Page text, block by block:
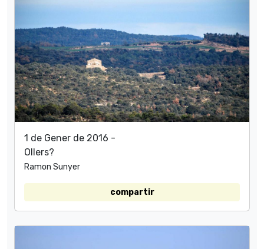
1 de Gener de 2016 -
Ollers?
Ramon Sunyer
compartir